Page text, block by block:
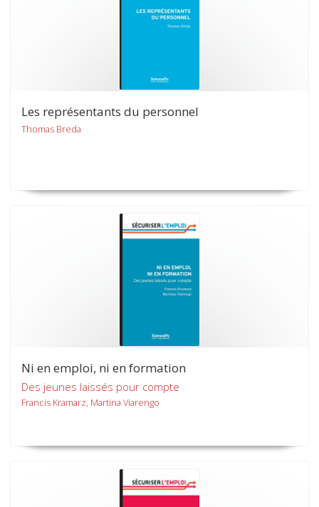
Les représentants du personnel
Thomas Breda
Ni en emploi, ni en formation
Des jeunes laissés pour compte
Francis Kramarz, Martina Viarengo